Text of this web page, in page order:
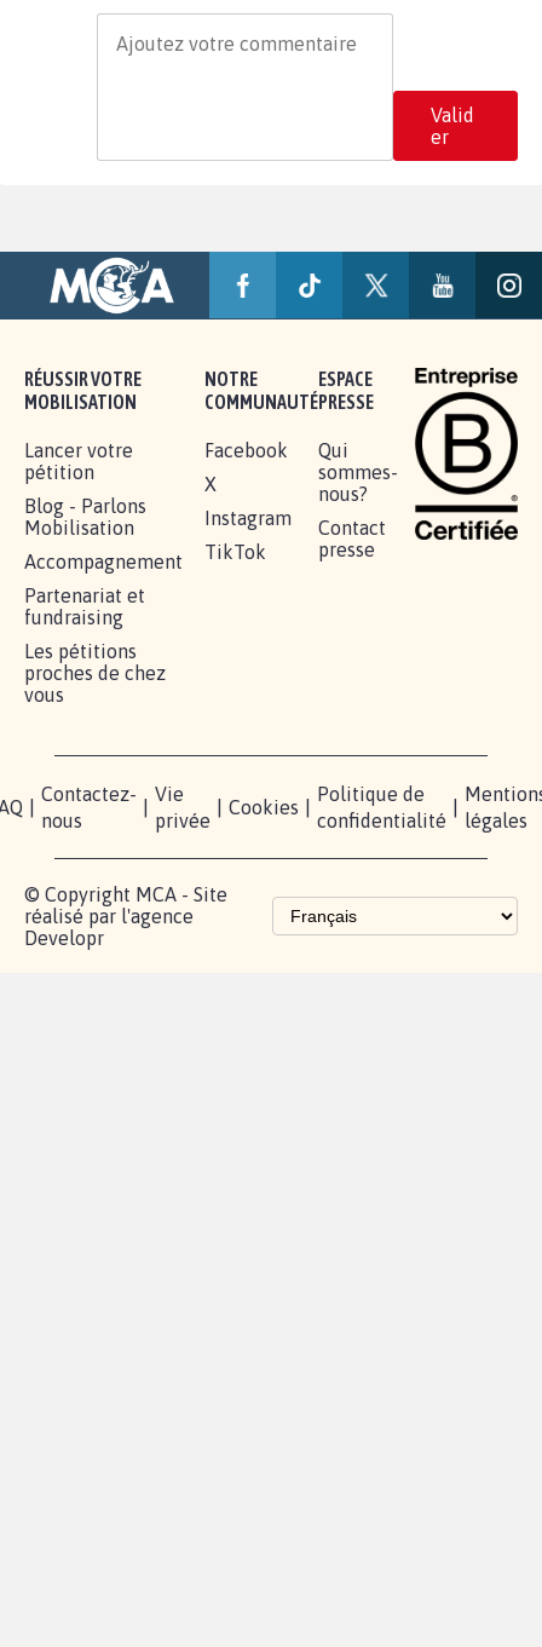
Valid
er
RÉUSSIR VOTRE
MOBILISATION
Lancer votre
pétition
Blog - Parlons
Mobilisation
Accompagnement
Partenariat et
fundraising
Les pétitions
proches de chez
vous
NOTRE
COMMUNAUTÉ
Facebook
X
Instagram
TikTok
ESPACE
PRESSE
Qui
sommes-
nous?
Contact
presse
Contactez-
nous
Vie
privée
Cookies
Politique de
confidentialité
légales
© Copyright MCA - Site
réalisé par l'agence
Developr